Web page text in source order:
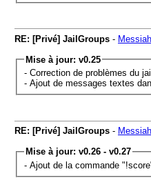
RE: [Privé] JailGroups -
Mise à jour: v0.25
- Correction de problèmes du
- Ajout de messages textes
RE: [Privé] JailGroups -
Mise à jour: v0.26 - v0.27
- Ajout de la commande